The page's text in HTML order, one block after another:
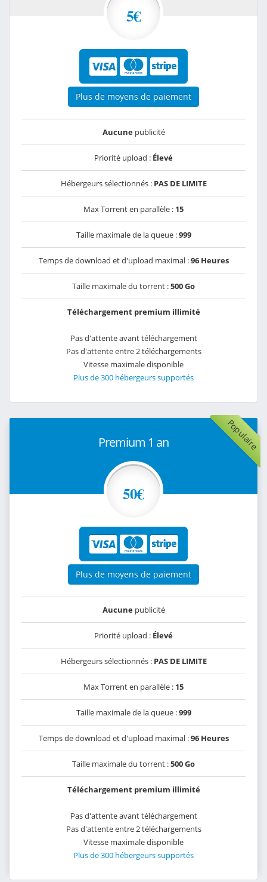
5€
Plus de moyens de paiement
Aucunepublicité
Priorité upload : Élevé
Hébergeurs sélectionnés : PAS DE LIMITE
Max Torrent en parallèle : 15
Taille maximale de la queue :999
Temps de download et d'upload maximal :96 Heures
Taille maximale du torrent :500 Go
Téléchargement premium illimité
Pas d'attente avant téléchargement
Pas d'attente entre 2 téléchargements
Vitesse maximale disponible
Plus de 300 hébergeurs supportés
Populaire
Premium 1 an
50€
Plus de moyens de paiement
Aucunepublicité
Priorité upload : Élevé
Hébergeurs sélectionnés : PAS DE LIMITE
Max Torrent en parallèle : 15
Taille maximale de la queue :999
Temps de download et d'upload maximal :96 Heures
Taille maximale du torrent :500 Go
Téléchargement premium illimité
Pas d'attente avant téléchargement
Pas d'attente entre 2 téléchargements
Vitesse maximale disponible
Plus de 300 hébergeurs supportés